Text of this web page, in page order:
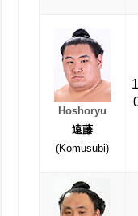
Hoshoryu
遠藤
(Komusubi)